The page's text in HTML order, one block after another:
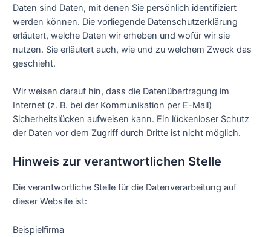
Daten sind Daten, mit denen Sie persönlich identifiziert
werden können. Die vorliegende Datenschutzerklärung
erläutert, welche Daten wir erheben und wofür wir sie
nutzen. Sie erläutert auch, wie und zu welchem Zweck das
geschieht.
Wir weisen darauf hin, dass die Datenübertragung im
Internet (z. B. bei der Kommunikation per E-Mail)
Sicherheitslücken aufweisen kann. Ein lückenloser Schutz
der Daten vor dem Zugriff durch Dritte ist nicht möglich.
Hinweis zur verantwortlichen Stelle
Die verantwortliche Stelle für die Datenverarbeitung auf
dieser Website ist:
Beispielfirma